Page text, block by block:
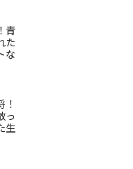
青
た
な
っ
生